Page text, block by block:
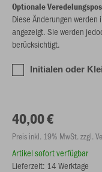
Optionale
Diese Änderungen
angezeigt. Sie werden
berücksichtigt.
Initialen oder
40,00 €
Preis inkl. 19% MwSt. zzgl.
Artikel sofort verfügbar
Lieferzeit: 14 Werktage